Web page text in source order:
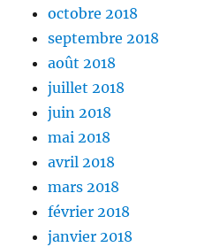
octobre 2018
septembre 2018
août 2018
juillet 2018
juin 2018
mai 2018
avril 2018
mars 2018
février 2018
janvier 2018